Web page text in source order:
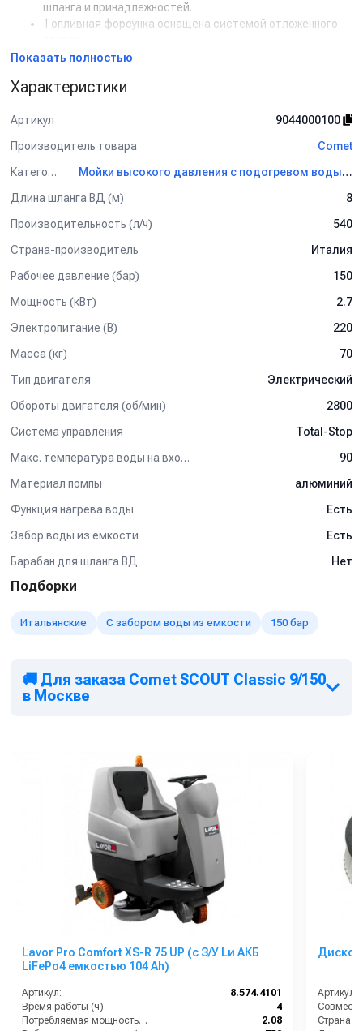
шланга и принадлежностей.
Топливная форсунка оснащена системой отложенного
Система подачи химического средства под низким
Шасси из листовой стали, покрытая эпоксидной
Насадка для распыления моющего раствора.
Пистолет
Струйная трубка (копьё)
Регулятор давления
Трехпозиционное сопло
Показать полностью
Характеристики
Артикул
9044000100
Производитель товара
Comet
Категория
Мойки высокого давления с подогревом воды Comet
Длина шланга ВД (м)
8
Производительность (л/ч)
540
Страна-производитель
Италия
Рабочее давление (бар)
150
Мощность (кВт)
2.7
Электропитание (В)
220
Масса (кг)
70
Тип двигателя
Электрический
Обороты двигателя (об/мин)
2800
Система управления
Total-Stop
Макс. температура воды на входе (°C)
90
Материал помпы
алюминий
Функция нагрева воды
Есть
Забор воды из ёмкости
Есть
Барабан для шланга ВД
Нет
Подборки
Итальянские С забором воды из емкости 150 бар
🚚 Для заказа Comet SCOUT Classic 9/150
в Москве
Lavor Pro Comfort XS-R 75 UP (с З/У Lи АКБ
LiFePo4 емкостью 104 Ah)
Артикул:
8.574.4101
Время работы (ч):
4
Потребляемая мощность (кВт):
2.08
Артикул:
Страна-